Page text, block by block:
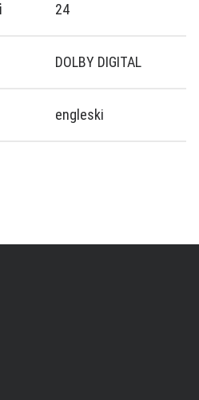
24
DOLBY DIGITAL
engleski